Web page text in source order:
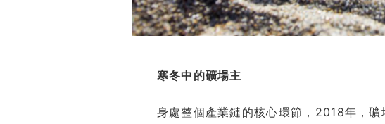
寒冬中的礦場主
身處整個產業鏈的核心環節，2018年，礦